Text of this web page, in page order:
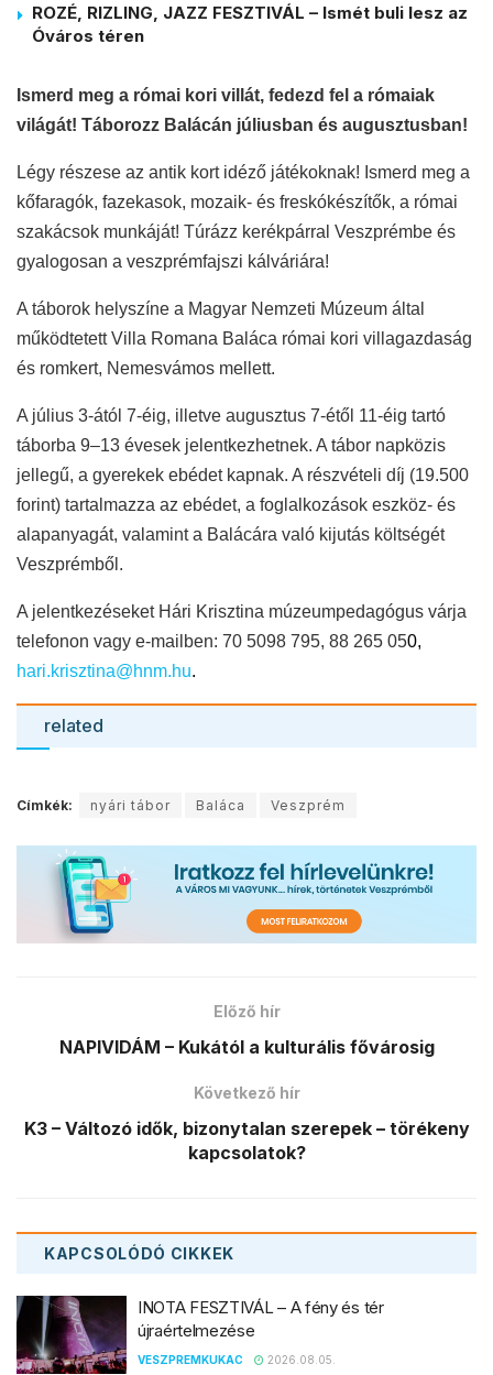
ROZÉ, RIZLING, JAZZ FESZTIVÁL – Ismét buli lesz az
Óváros téren
Ismerd meg a római kori villát, fedezd fel a rómaiak
világát! Táborozz Balácán júliusban és augusztusban!
Légy részese az antik kort idéző játékoknak! Ismerd meg a
kőfaragók, fazekasok, mozaik- és freskókészítők, a római
szakácsok munkáját! Túrázz kerékpárral Veszprémbe és
gyalogosan a veszprémfajszi kálváriára!
A táborok helyszíne a Magyar Nemzeti Múzeum által
működtetett Villa Romana Baláca római kori villagazdaság
és romkert, Nemesvámos mellett.
A július 3-ától 7-éig, illetve augusztus 7-étől 11-éig tartó
táborba 9–13 évesek jelentkezhetnek. A tábor napközis
jellegű, a gyerekek ebédet kapnak. A részvételi díj (19.500
forint) tartalmazza az ebédet, a foglalkozások eszköz- és
alapanyagát, valamint a Balácára való kijutás költségét
Veszprémből.
A jelentkezéseketHári Krisztina múzeumpedagógus várja
telefonon vagy e-mailben: 70 5098 795, 88 265 050,
hari.krisztina@hnm.hu.
related
Címkék: nyári tábor Baláca Veszprém
Előző hír
NAPIVIDÁM – Kukától a kulturális fővárosig
Következő hír
K3 – Változó idők, bizonytalan szerepek – törékeny
kapcsolatok?
KAPCSOLÓDÓ CIKKEK
INOTA FESZTIVÁL – A fény és tér
újraértelmezése
VESZPREMKUKAC 2026.08.05.